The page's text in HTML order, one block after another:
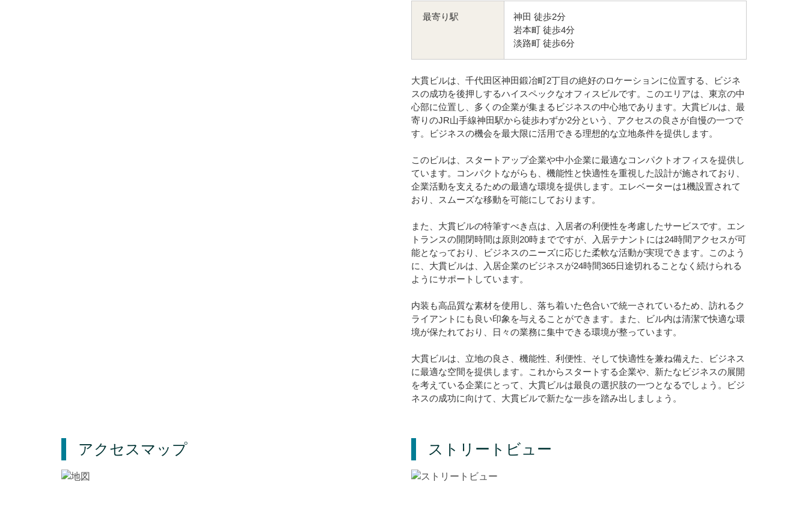
最寄り駅 神田 徒歩2分
岩本町 徒歩4分
淡路町 徒歩6分
大貫ビルは、千代田区神田鍛冶町2丁目の絶好のロケーションに位置する、ビジネ
スの成功を後押しするハイスペックなオフィスビルです。このエリアは、東京の中
心部に位置し、多くの企業が集まるビジネスの中心地であります。大貫ビルは、最
寄りのJR山手線神田駅から徒歩わずか2分という、アクセスの良さが自慢の一つで
す。ビジネスの機会を最大限に活用できる理想的な立地条件を提供します。
このビルは、スタートアップ企業や中小企業に最適なコンパクトオフィスを提供し
ています。コンパクトながらも、機能性と快適性を重視した設計が施されており、
企業活動を支えるための最適な環境を提供します。エレベーターは1機設置されて
おり、スムーズな移動を可能にしております。
また、大貫ビルの特筆すべき点は、入居者の利便性を考慮したサービスです。エン
トランスの開閉時間は原則20時までですが、入居テナントには24時間アクセスが可
能となっており、ビジネスのニーズに応じた柔軟な活動が実現できます。このよう
に、大貫ビルは、入居企業のビジネスが24時間365日途切れることなく続けられる
ようにサポートしています。
内装も高品質な素材を使用し、落ち着いた色合いで統一されているため、訪れるク
ライアントにも良い印象を与えることができます。また、ビル内は清潔で快適な環
境が保たれており、日々の業務に集中できる環境が整っています。
大貫ビルは、立地の良さ、機能性、利便性、そして快適性を兼ね備えた、ビジネス
に最適な空間を提供します。これからスタートする企業や、新たなビジネスの展開
を考えている企業にとって、大貫ビルは最良の選択肢の一つとなるでしょう。ビジ
ネスの成功に向けて、大貫ビルで新たな一歩を踏み出しましょう。
アクセスマップ ストリートビュー